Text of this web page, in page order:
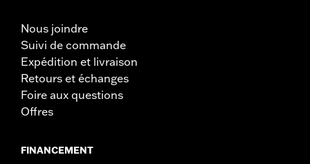
Nous joindre
Suivi de commande
Expédition et livraison
Retours et échanges
Foire aux questions
Offres
FINANCEMENT